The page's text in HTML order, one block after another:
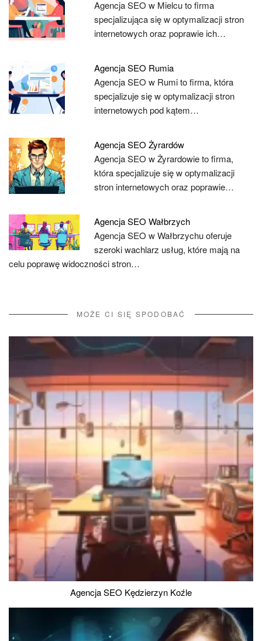
Agencja SEO w Mielcu to firma
specjalizująca się w optymalizacji stron
internetowych oraz poprawie ich…
Agencja SEO Rumia
Agencja SEO w Rumi to firma, która
specjalizuje się w optymalizacji stron
internetowych pod kątem…
Agencja SEO Żyrardów
Agencja SEO w Żyrardowie to firma,
która specjalizuje się w optymalizacji
stron internetowych oraz poprawie…
Agencja SEO Wałbrzych
Agencja SEO w Wałbrzychu oferuje
szeroki wachlarz usług, które mają na
celu poprawę widoczności stron…
MOŻE CI SIĘ SPODOBAĆ
Agencja SEO Kędzierzyn Koźle